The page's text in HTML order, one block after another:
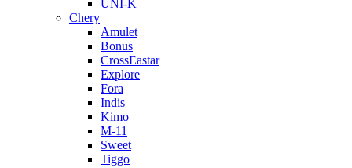
UNI-K
Chery
Amulet
Bonus
CrossEastar
Explore
Fora
Indis
Kimo
M-11
Sweet
Tiggo